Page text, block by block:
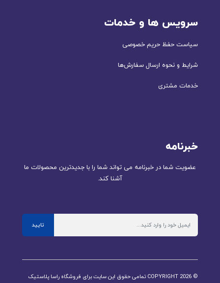
سرویس ها و خدمات
سیاست حفظ حریم خصوصی
شرایط و نحوه ارسال سفارش‌ها
خدمات مشتری
خبرنامه
عضویت شما در خبرنامه می تواند شما را با جدیدترین محصولات ما
آشنا کند.
تایید
© COPYRIGHT 2026 تمامی حقوق این سایت برای فروشگاه راسا پلاستیک